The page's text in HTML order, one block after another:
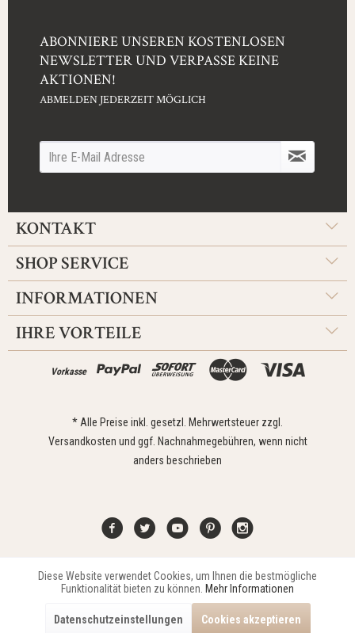
ABONNIERE UNSEREN KOSTENLOSEN
NEWSLETTER UND VERPASSE KEINE
AKTIONEN!
ABMELDEN JEDERZEIT MÖGLICH
KONTAKT
SHOP SERVICE
INFORMATIONEN
IHRE VORTEILE
Vorkasse
* Alle Preise inkl. gesetzl. Mehrwertsteuer zzgl.
Versandkosten und ggf. Nachnahmegebühren, wenn nicht
anders beschrieben
Kontakt Widerrufsrecht Impressum Versand Datenschutz
Copyright © 2021 Edona Design GmbH // DesignDupp GmbH
Funktionale Aktiv
Aktiv
Diese Website verwendet Cookies, um Ihnen die bestmögliche
Funktionalität bieten zu können. Mehr Informationen
Datenschutzeinstellungen Cookies akzeptieren